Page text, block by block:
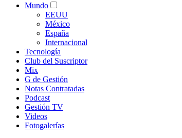
Mundo
EEUU
México
España
Internacional
Tecnología
Club del Suscriptor
Mix
G de Gestión
Notas Contratadas
Podcast
Gestión TV
Videos
Fotogalerías